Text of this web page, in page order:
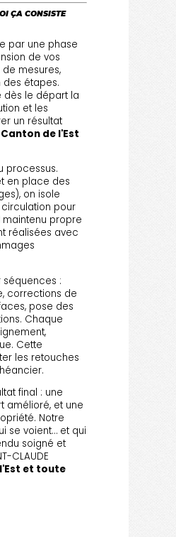
ÇA CONSISTE
par une phase
de vos
de mesures,
des étapes.
dès le départ la
et les
un résultat
Canton de l'Est
processus.
en place des
on isole
pour
maintenu propre
réalisées avec
séquences :
corrections de
pose des
Chaque
Cette
les retouches
final : une
amélioré, et une
Notre
se voient… et qui
soigné et
CLAUDE
et toute